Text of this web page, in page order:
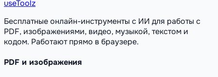
useToolz
Бесплатные онлайн-инструменты с ИИ для работы с
PDF, изображениями, видео, музыкой, текстом и
кодом. Работают прямо в браузере.
PDF и изображения